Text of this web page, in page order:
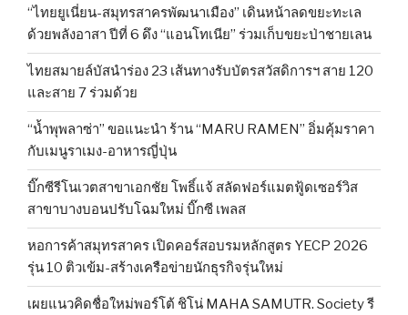
“ไทยยูเนี่ยน-สมุทรสาครพัฒนาเมือง” เดินหน้าลดขยะทะเล
ด้วยพลังอาสา ปีที่ 6 ดึง “แอนโทเนีย” ร่วมเก็บขยะป่าชายเลน
ไทยสมายล์บัสนำร่อง 23 เส้นทางรับบัตรสวัสดิการฯ สาย 120
และสาย 7 ร่วมด้วย
“น้ำพุพลาซ่า” ขอแนะนำ ร้าน “MARU RAMEN” อิ่มคุ้มราคา
กับเมนูราเมง-อาหารญี่ปุ่น
บิ๊กซีรีโนเวตสาขาเอกชัย โพธิ์แจ้ สลัดฟอร์แมตฟู้ดเซอร์วิส
สาขาบางบอนปรับโฉมใหม่ บิ๊กซี เพลส
หอการค้าสมุทรสาคร เปิดคอร์สอบรมหลักสูตร YECP 2026
รุ่น 10 ติวเข้ม-สร้างเครือข่ายนักธุรกิจรุ่นใหม่
เผยแนวคิดชื่อใหม่พอร์โต้ ชิโน่ MAHA SAMUTR. Society รี